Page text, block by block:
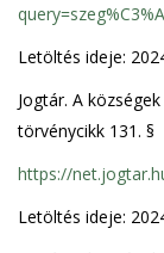
Letöltés ideje:
Jogtár. A
törvénycikk 131. §
https://
Letöltés ideje: